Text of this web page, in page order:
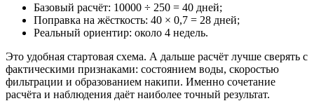
Базовый расчёт: 10000 ÷ 250 = 40 дней;
Поправка на жёсткость: 40 × 0,7 = 28 дней;
Реальный ориентир: около 4 недель.
Это удобная стартовая схема. А дальше расчёт лучше сверять с
фактическими признаками: состоянием воды, скоростью
фильтрации и образованием накипи. Именно сочетание
расчёта и наблюдения даёт наиболее точный результат.